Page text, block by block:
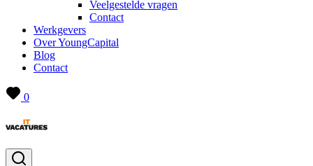
Veelgestelde vragen
Contact
Werkgevers
Over YoungCapital
Blog
Contact
0